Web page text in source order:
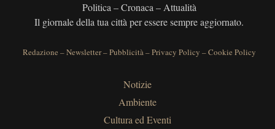
Politica – Cronaca – Attualità
Il giornale della tua città per essere sempre aggiornato.
Redazione –Newsletter–Pubblicità–Privacy Policy –Cookie Policy
Notizie
Ambiente
Cultura ed Eventi